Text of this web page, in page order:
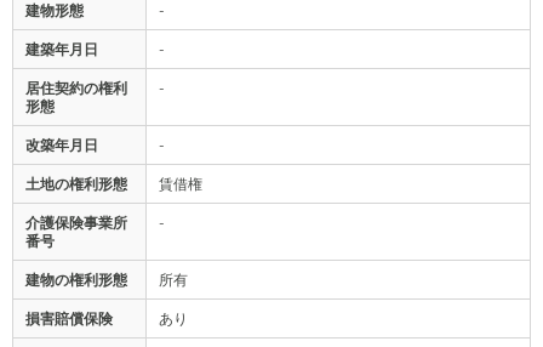
建物形態 -
建築年月日 -
居住契約の権利
形態
-
改築年月日 -
土地の権利形態 賃借権
介護保険事業所
番号
-
建物の権利形態 所有
損害賠償保険 あり